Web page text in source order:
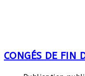
CONGÉS DE FIN